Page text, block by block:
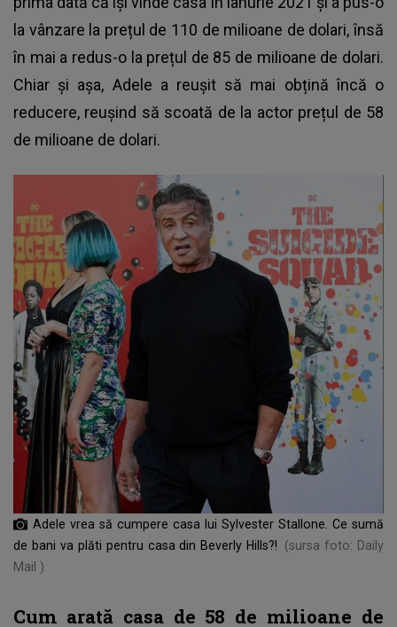
la vânzare la prețul de 110 de milioane de dolari, însă
în mai a redus-o la prețul de 85 de milioane de dolari.
Chiar și așa, Adele a reușit să mai obțină încă o
reducere, reușind să scoată de la actor prețul de 58
de milioane de dolari.
Adele vrea să cumpere casa lui Sylvester Stallone. Ce sumă
de bani va plăti pentru casa din Beverly Hills?!
(sursa foto: Daily
Mail )
Cum arată casa de 58 de milioane de